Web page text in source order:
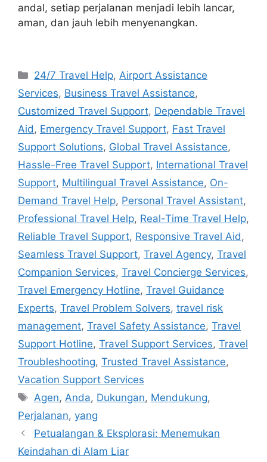
andal, setiap perjalanan menjadi lebih lancar,
aman, dan jauh lebih menyenangkan.
posCategories
24/7 Travel Help, Airport Assistance
Services, Business Travel Assistance,
Customized Travel Support, Dependable Travel
Aid , Emergency Travel Support, Fast Travel
Support Solutions, Global Travel Assistance,
Hassle-Free Travel Support, International Travel
Support, Multilingual Travel Assistance, On-
Demand Travel Help, Personal Travel Assistant,
Professional Travel Help, Real-Time Travel Help,
Reliable Travel Support, Responsive Travel Aid ,
Seamless Travel Support, Travel Agency, Travel
Companion Services, Travel Concierge Services,
Travel Emergency Hotline, Travel Guidance
Experts, Travel Problem Solvers, travel risk
management, Travel Safety Assistance, Travel
Support Hotline, Travel Support Services, Travel
Troubleshooting, Trusted Travel Assistance,
Vacation Support Services
Tags
Agen, Anda, Dukungan, Mendukung,
Perjalanan, yang
Petualangan & Eksplorasi: Menemukan
Keindahan di Alam Liar